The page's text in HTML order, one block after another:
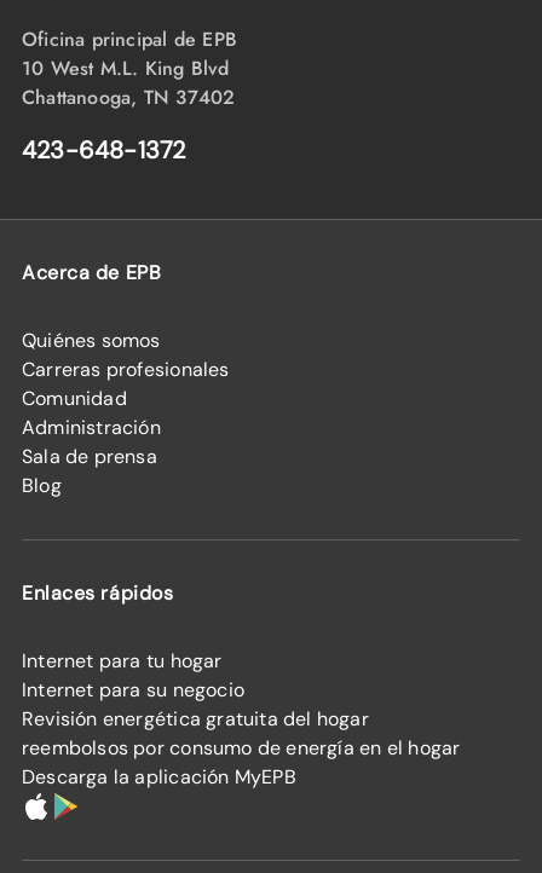
Oficina principal de EPB
10 West M.L. King Blvd
Chattanooga, TN 37402
423-648-1372
Acerca de EPB
Quiénes somos
Carreras profesionales
Comunidad
Administración
Sala de prensa
Blog
Enlaces rápidos
Internet para tu hogar
Internet para su negocio
Revisión energética gratuita del hogar
reembolsos por consumo de energía en el hogar
Descarga la aplicación MyEPB